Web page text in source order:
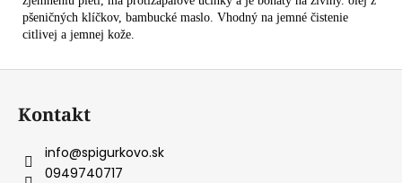
pšeničných klíčkov, bambucké maslo. Vhodný na jemné čistenie
citlivej a jemnej kože.
Z
Kontakt
info@spigurkovo.sk
0949740717